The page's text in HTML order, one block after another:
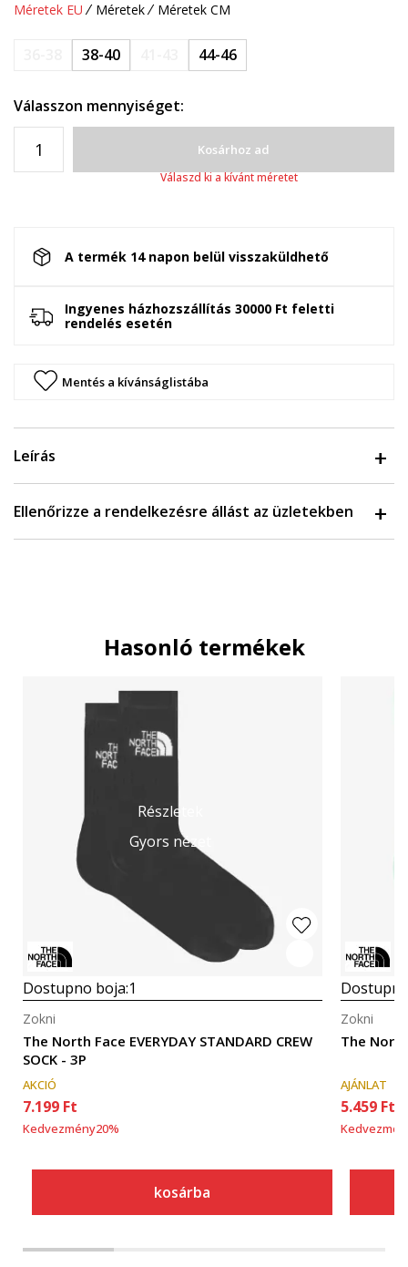
Méretek EU Méretek Méretek CM
38-40 44-46
Válasszon mennyiséget:
Kosárhoz ad
Válaszd ki a kívánt méretet
A termék 14 napon belül visszaküldhető
Ingyenes házhozszállítás 30000 Ft feletti
rendelés esetén
Mentés a kívánságlistába
Leírás
Ellenőrizze a rendelkezésre állást az üzletekben
Hasonló termékek
Részletek
Gyors nézet
Dostupno boja:1
The North Face EVERYDAY STANDARD CREW
SOCK - 3P
Zokni
AKCIÓ
7.199 Ft
Kedvezmény20%
kosárba
The
Zokni
AJÁNLAT
5.459 Ft